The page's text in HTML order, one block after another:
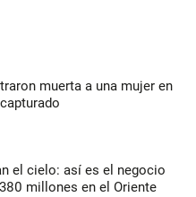
muerta a una mujer en
el cielo: así es el negocio
millones en el Oriente